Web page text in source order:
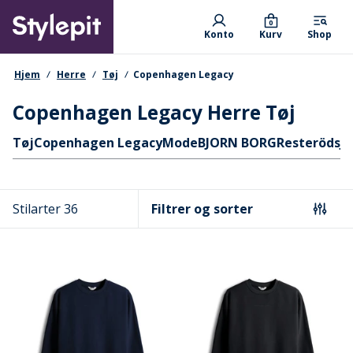
main
content
Primary departments
Konto Kurv
0
Shop
navigationssti
Hjem Herre Tøj Copenhagen Legacy
Copenhagen Legacy Herre Tøj
Hurtige links
TøjCopenhagen LegacyModeBJORN BORGResteröds
Stilarter 36 Filtrer og sorter